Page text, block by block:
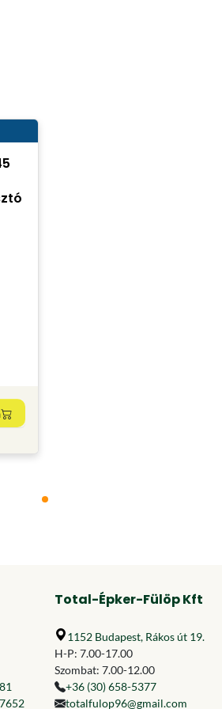
Total-Épker-Fülöp Kft
1152 Budapest, Rákos út 19.
H-P: 7.00-17.00
Szombat: 7.00-12.00
+36 (30) 658-5377
totalfulop96@gmail.com